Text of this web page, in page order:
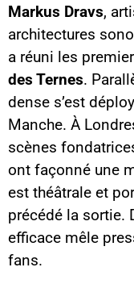
Markus Dravs,
architectures
a réuni les
des Ternes.
dense s’est
Manche. À
scènes
ont façonné une
est théâtrale et
précédé la sortie.
efficace mêle
fans.